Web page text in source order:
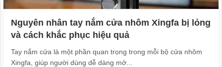
Nguyên nhân tay nắm cửa nhôm Xingfa bị lỏng
và cách khắc phục hiệu quả
Tay nắm cửa là một phần quan trọng trong mỗi bộ cửa nhôm
Xingfa, giúp người dùng dễ dàng mở...